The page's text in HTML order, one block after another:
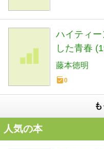
ハイティ
した青春
藤本徳明
0
人気の本